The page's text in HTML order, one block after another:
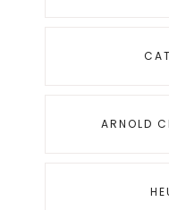
ARNOLD